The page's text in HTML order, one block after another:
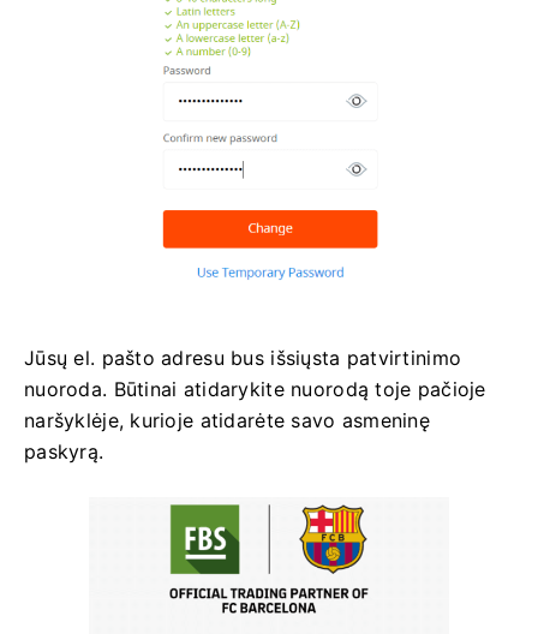
Jūsų el. pašto adresu bus išsiųsta patvirtinimo
nuoroda. Būtinai atidarykite nuorodą toje pačioje
naršyklėje, kurioje atidarėte savo asmeninę
paskyrą.